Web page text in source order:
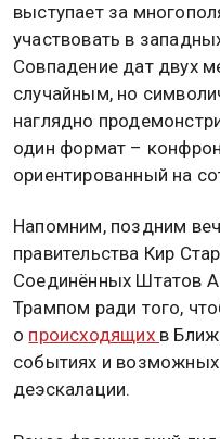
выступает за
участвовать в
Совпадение дат двух
случайным, но
наглядно
один формат –
ориентированный на
Напомним, поздним
правительства Кир
Соединённых Штатов
Трампом ради того,
о происходящих в
событиях и
деэскалации.